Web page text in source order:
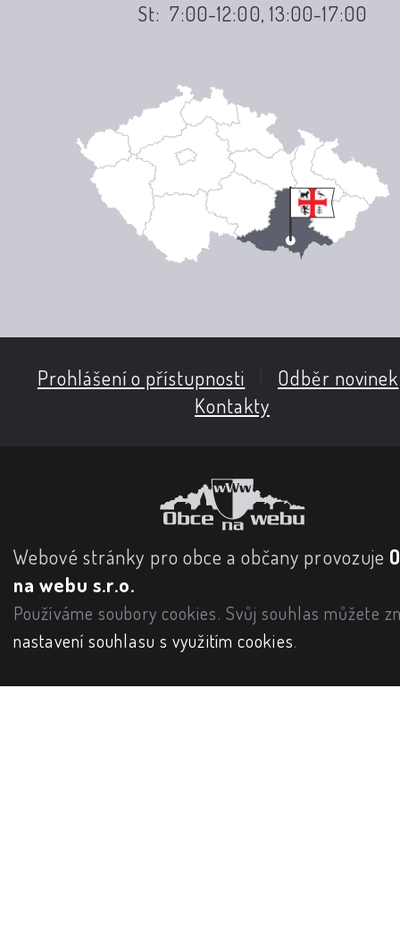
St: 7:00-12:00, 13:00-17:00
Prohlášení o přístupnosti Odběr novinek
Kontakty
Webové stránky pro obce a občany provozuje
na webu s.r.o.
Používáme soubory cookies. Svůj souhlas můžete
nastavení souhlasu s využitím cookies.